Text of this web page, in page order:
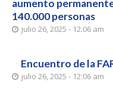
aumento
140.000 personas
julio 26, 2025 - 12:06 am
Encuentro de la
julio 26, 2025 - 12:06 am